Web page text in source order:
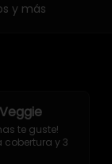
y más
te guste!
cobertura y 3